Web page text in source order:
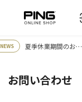
NEWS 夏季休業期間のお知らせ
お問い合わせ